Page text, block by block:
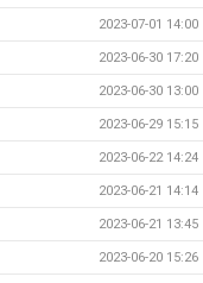
2023-07-01 14:00
2023-06-30 17:20
2023-06-30 13:00
2023-06-29 15:15
2023-06-22 14:24
2023-06-21 14:14
2023-06-21 13:45
2023-06-20 15:26